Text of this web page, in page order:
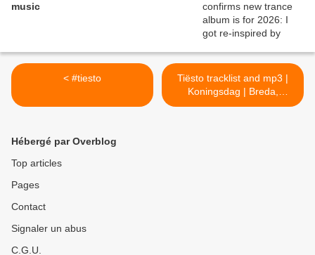
music
< #tiesto
Tiësto tracklist and mp3 |
Koningsdag | Breda,
Netherlands - april 27, 2016
Hébergé par Overblog
Top articles
Pages
Contact
Signaler un abus
C.G.U.